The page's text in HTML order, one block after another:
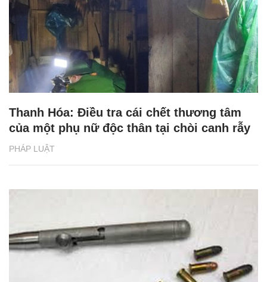
PHÁP LUẬT
Thanh Hóa: Điều tra cái chết thương tâm
của một phụ nữ độc thân tại chòi canh rẫy